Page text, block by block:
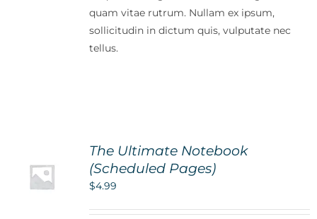
quam vitae rutrum. Nullam ex ipsum,
sollicitudin in dictum quis, vulputate nec
tellus.
The Ultimate Notebook
(Scheduled Pages)
$4.99